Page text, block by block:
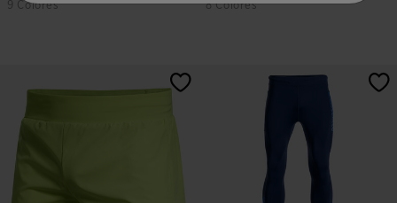
9 Colores
5 sobre 5 de valoración de clientes
8 Colores
3,4 sobre 5 de valoración de